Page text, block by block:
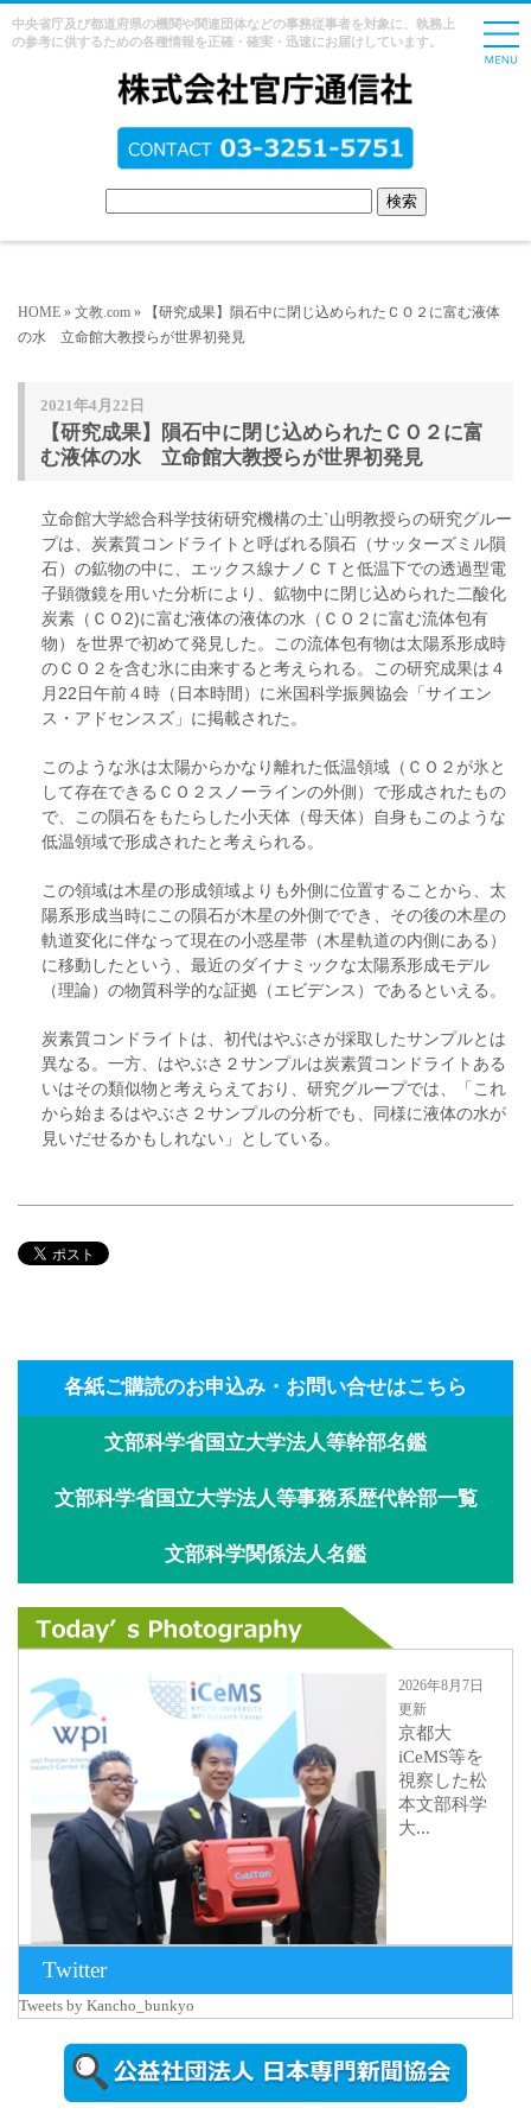
中央省庁及び都道府県の機関や関連団体などの事務従事者を対象に、執務上
の参考に供するための各種情報を正確・確実・迅速にお届けしています。
HOME » 文教.com » 【研究成果】隕石中に閉じ込められたＣＯ２に富む液体
の水 立命館大教授らが世界初発見
2021年4月22日
【研究成果】隕石中に閉じ込められたＣＯ２に富
む液体の水 立命館大教授らが世界初発見
立命館大学総合科学技術研究機構の土`山明教授らの研究グルー
プは、炭素質コンドライトと呼ばれる隕石（サッターズミル隕
石）の鉱物の中に、エックス線ナノＣＴと低温下での透過型電
子顕微鏡を用いた分析により、鉱物中に閉じ込められた二酸化
炭素（ＣＯ2)に富む液体の液体の水（ＣＯ２に富む流体包有
物）を世界で初めて発見した。この流体包有物は太陽系形成時
のＣＯ２を含む氷に由来すると考えられる。この研究成果は４
月22日午前４時（日本時間）に米国科学振興協会「サイエン
ス・アドセンスズ」に掲載された。
このような氷は太陽からかなり離れた低温領域（ＣＯ２が氷と
して存在できるＣＯ２スノーラインの外側）で形成されたもの
で、この隕石をもたらした小天体（母天体）自身もこのような
低温領域で形成されたと考えられる。
この領域は木星の形成領域よりも外側に位置することから、太
陽系形成当時にこの隕石が木星の外側ででき、その後の木星の
軌道変化に伴なって現在の小惑星帯（木星軌道の内側にある）
に移動したという、最近のダイナミックな太陽系形成モデル
（理論）の物質科学的な証拠（エビデンス）であるといえる。
炭素質コンドライトは、初代はやぶさが採取したサンプルとは
異なる。一方、はやぶさ２サンプルは炭素質コンドライトある
いはその類似物と考えらえており、研究グループでは、「これ
から始まるはやぶさ２サンプルの分析でも、同様に液体の水が
見いだせるかもしれない」としている。
各紙ご購読のお申込み・お問い合せはこちら
文部科学省国立大学法人等幹部名鑑
文部科学省国立大学法人等事務系歴代幹部一覧
文部科学関係法人名鑑
2026年8月7日
更新
京都大
iCeMS等を
視察した松
本文部科学
大...
2026年8月5日
更新
農工大で大
Twitter
Tweets by Kancho_bunkyo